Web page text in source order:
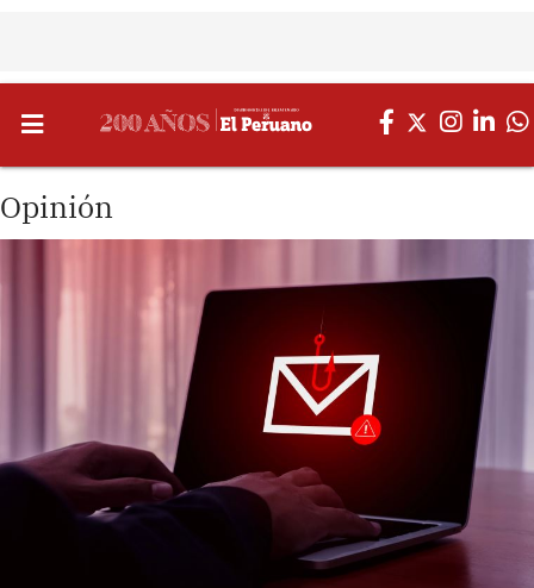
Opinión